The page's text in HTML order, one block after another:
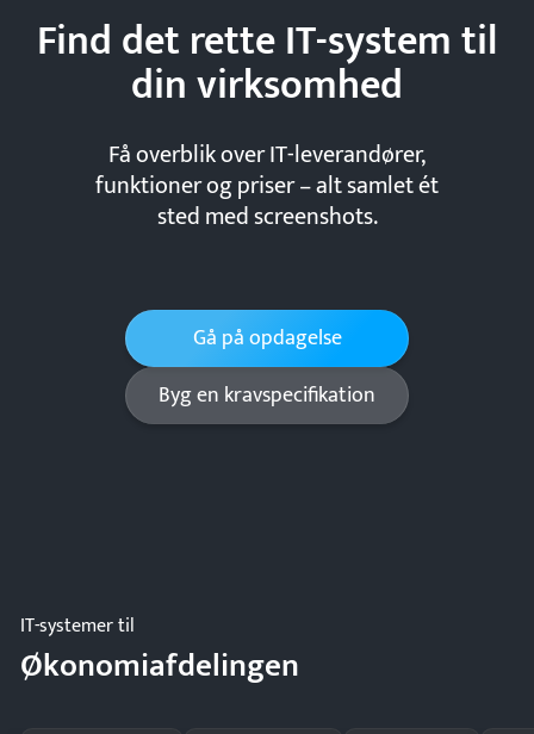
Find det rette IT-system til
dinvirksomhed
Få overblik over IT-leverandører,
funktioner og priser – alt samlet ét
sted med screenshots.
Gå på opdagelse
Byg en kravspecifikation
IT-systemer til
Økonomiafdelingen